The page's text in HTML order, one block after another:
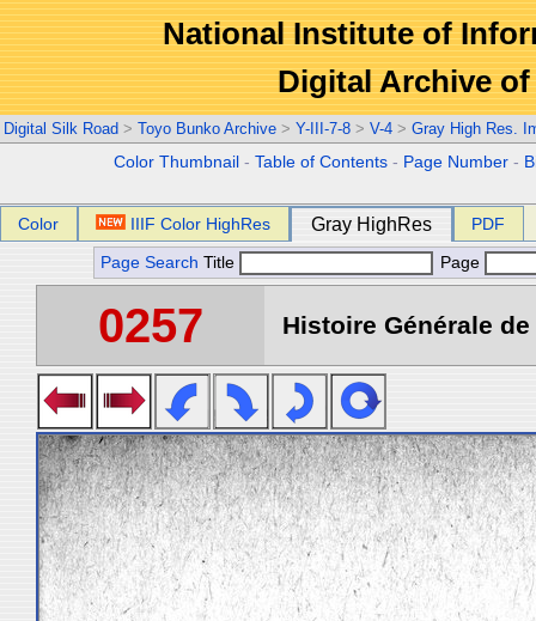
National Institute of
Digital Archive
Digital Silk Road > Toyo Bunko Archive > Y-III-7-8 > V-4 > Gray High Res.
Color Thumbnail -Table of Contents - Page Number -
Color IIIF Color HighRes Gray HighRes PDF
Page Search Title Page
0257 Histoire Générale